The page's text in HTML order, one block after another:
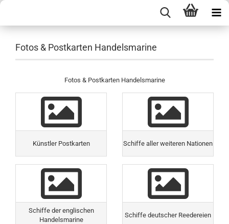
Fotos & Postkarten Handelsmarine
Fotos & Postkarten Handelsmarine
Künstler Postkarten Schiffe aller weiteren Nationen
Schiffe der englischen
Handelsmarine
Schiffe deutscher Reedereien